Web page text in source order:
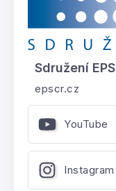
Sdružení
epscr.cz
YouTube
Instagram